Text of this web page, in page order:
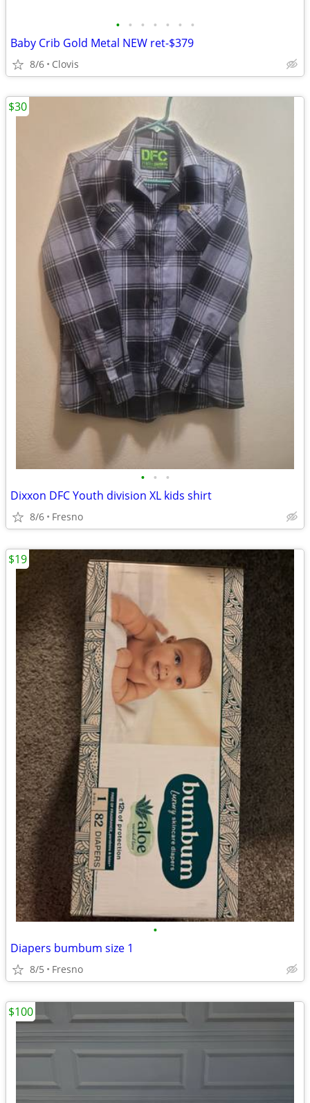
• • • • • • •
Baby Crib Gold Metal NEW ret-$379
8/6 Clovis
• • •
Dixxon DFC Youth division XL kids shirt
8/6 Fresno
$30
•
Diapers bumbum size 1
8/5 Fresno
$19
$100